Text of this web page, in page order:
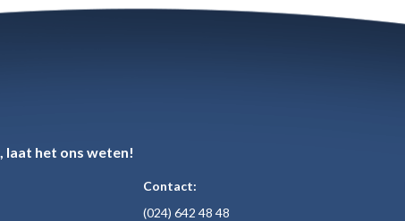
laat het ons weten!
Contact:
(024) 642 48 48